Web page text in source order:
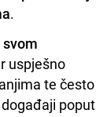
.
uspješno
te često
poput